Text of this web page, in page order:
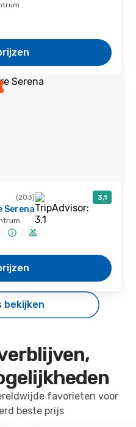
(203) 3,1
Serena
bekijken
favorieten voor
beste prijs